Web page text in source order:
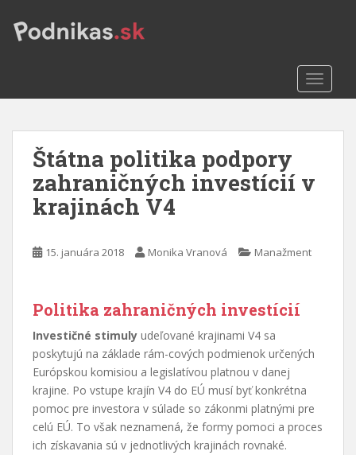
o
Štátna politika podpory
zahraničných investícií v
krajinách V4
15. januára 2018 Monika Vranová Manažment
Politika zahraničných investícií
Investičné stimuly udeľované krajinami V4 sa
poskytujú na základe rám-cových podmienok určených
Európskou komisiou a legislatívou platnou v danej
krajine. Po vstupe krajín V4 do EÚ musí byť konkrétna
pomoc pre investora v súlade so zákonmi platnými pre
celú EÚ. To však neznamená, že formy pomoci a proces
ich získavania sú v jednotlivých krajinách rovnaké.